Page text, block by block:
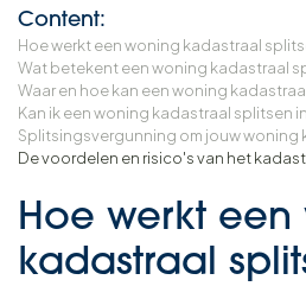
Content:
Hoe werkt een woning kadastraal
Wat betekent een woning kadastraal
Waar en hoe kan een woning
Kan ik een woning kadastraal splitsen
Splitsingsvergunning om jouw woning
De voordelen en risico's van het
Hoe werkt een
kadastraal